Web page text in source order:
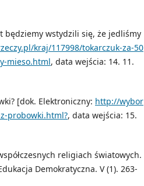
będziemy wstydzili się, że jedliśmy
kraj/117998/tokarczuk-za-50
mieso.html, data wejścia: 14. 11.
[dok. Elektroniczny: http://wybor
probowki.html?, data wejścia: 15.
religiach światowych.
Demokratyczna. V (1). 263-